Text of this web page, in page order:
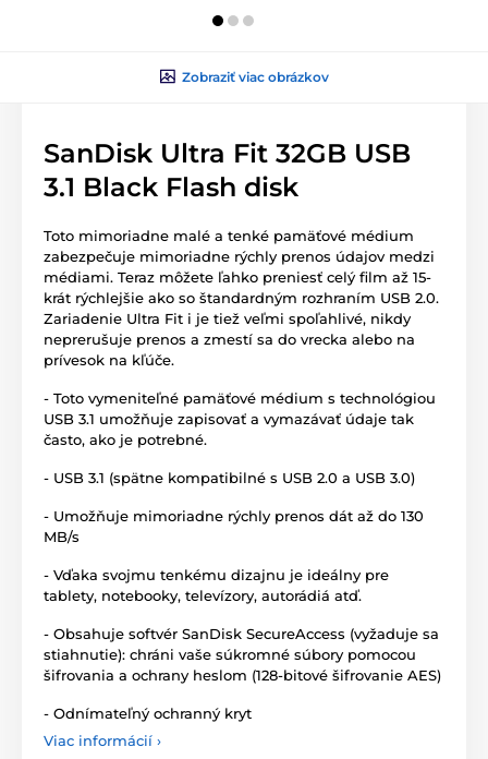
Zobraziť viac obrázkov
SanDisk Ultra Fit 32GB USB
3.1 Black Flash disk
Toto mimoriadne malé a tenké pamäťové médium
zabezpečuje mimoriadne rýchly prenos údajov medzi
médiami. Teraz môžete ľahko preniesť celý film až 15-
krát rýchlejšie ako so štandardným rozhraním USB 2.0.
Zariadenie Ultra Fit i je tiež veľmi spoľahlivé, nikdy
neprerušuje prenos a zmestí sa do vrecka alebo na
prívesok na kľúče.
- Toto vymeniteľné pamäťové médium s technológiou
USB 3.1 umožňuje zapisovať a vymazávať údaje tak
často, ako je potrebné.
- USB 3.1 (spätne kompatibilné s USB 2.0 a USB 3.0)
- Umožňuje mimoriadne rýchly prenos dát až do 130
MB/s
- Vďaka svojmu tenkému dizajnu je ideálny pre
tablety, notebooky, televízory, autorádiá atď.
- Obsahuje softvér SanDisk SecureAccess (vyžaduje sa
stiahnutie): chráni vaše súkromné súbory pomocou
šifrovania a ochrany heslom (128-bitové šifrovanie AES)
- Odnímateľný ochranný kryt
Viac informácií ›